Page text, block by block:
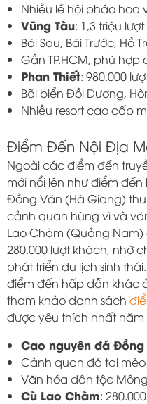
Nhiều lễ hội pháo hoa
Vũng Tàu: 1,3 triệu
Bãi Sau, Bãi Trước, Hồ
Gần TP.HCM, phù hợp
Phan Thiết: 980.000
Bãi biển Đồi Dương,
Nhiều resort cao cấp
Điểm Đến Nội Địa
Ngoài các điểm đến
mới nổi lên như điểm
Đồng Văn (Hà Giang)
cảnh quan hùng vĩ và
Lao Chàm (Quảng
280.000 lượt khách, nhờ
phát triển du lịch sinh
điểm đến hấp dẫn khác
tham khảo danh sách
được yêu thích nhất năm
Cao nguyên đá Đồng
Cảnh quan đá tai
Văn hóa dân tộc
Cù Lao Chàm: